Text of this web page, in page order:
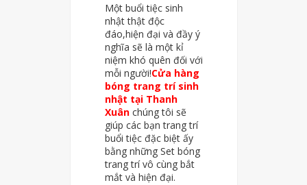
Một buổi tiệc sinh
nhật thật độc
đáo,hiện đại và đầy ý
nghĩa sẽ là một kỉ
niệm khó quên đối với
mỗi người!Cửa hàng
bóng trang trí sinh
nhật tại Thanh
Xuânchúng tôi sẽ
giúp các bạn trang trí
buổi tiệc đặc biệt ấy
bằng những Set bóng
trang trí vô cùng bắt
mắt và hiện đại.